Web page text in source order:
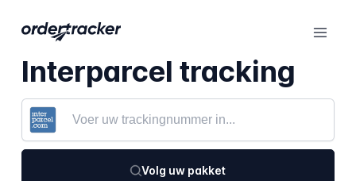
Interparcel tracking
Volg uw pakket